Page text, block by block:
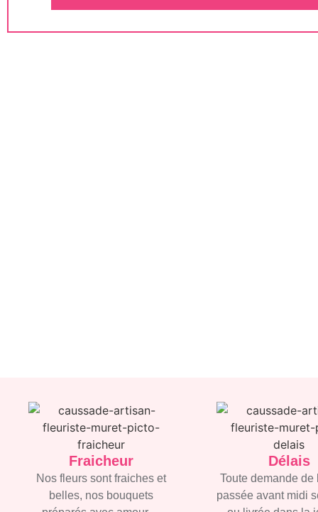
Fraicheur
Nos fleurs sont fraiches et
belles, nos bouquets
Délais
Toute demande de
passée avant midi